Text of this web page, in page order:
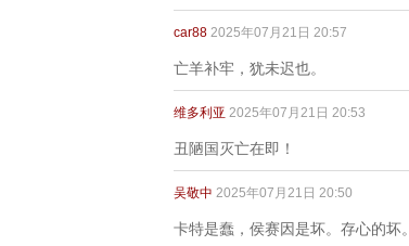
car88 2025年07月21日 20:57
亡羊补牢，犹未迟也。
维多利亚 2025年07月21日 20:53
丑陋国灭亡在即！
吴敬中 2025年07月21日 20:50
卡特是蠢，侯赛因是坏。存心的坏。